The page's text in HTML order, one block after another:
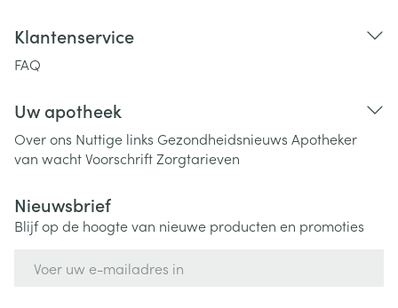
Klantenservice
FAQ
Uw apotheek
Over ons Nuttige links Gezondheidsnieuws Apotheker
van wachtVoorschriftZorgtarieven
Nieuwsbrief
Blijf op de hoogte van nieuwe producten en promoties